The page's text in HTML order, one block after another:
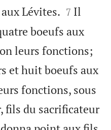
Lévites. 

7 Il
boeufs aux
leurs fonctions;
et huit boeufs aux
fonctions, sous
fils du sacrificateur